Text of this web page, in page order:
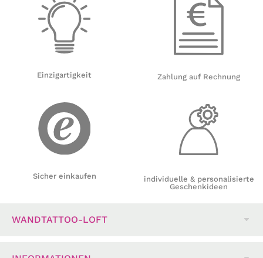
Einzigartigkeit
Sicher einkaufen
Zahlung auf Rechnung
individuelle & personalisierte
Geschenkideen
WANDTATTOO-LOFT